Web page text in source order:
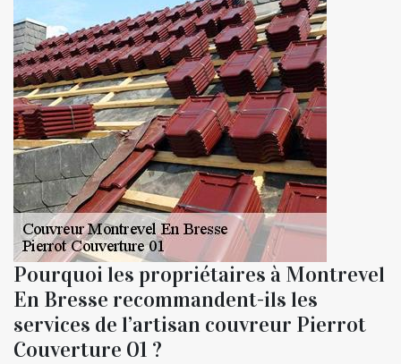
Pourquoi les propriétaires à Montrevel
En Bresse recommandent-ils les
services de l’artisan couvreur Pierrot
Couverture 01 ?